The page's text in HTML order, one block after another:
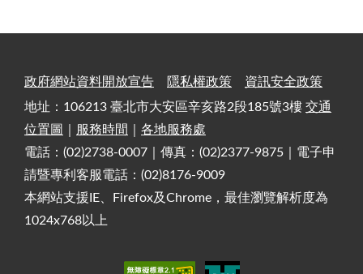
政府網站資料開放宣告 隱私權政策
資訊安全政策
地址：106213 臺北市大安區辛亥路2段185號3樓 交通
位置圖
服務時間
各地服務處
電話：(02)2738-0007｜傳真：(02)2377-9875｜電子申
請暨專利客服電話：(02)8176-9009
本網站支援IE、Firefox及Chrome，最佳瀏覽解析度為
1024x768以上